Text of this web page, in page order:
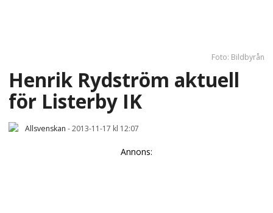
Foto: Bildbyrån
Henrik Rydström aktuell
för Listerby IK
Allsvenskan -2013-11-17 kl 12:07
Annons: